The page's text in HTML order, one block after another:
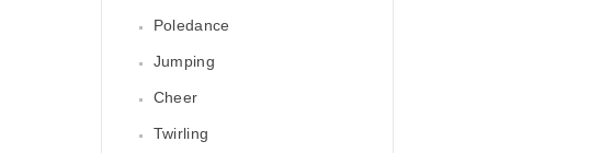
Poledance
Jumping
Cheer
Twirling